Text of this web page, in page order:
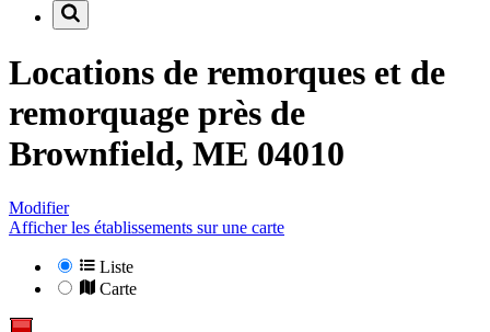
Locations de remorques et de
remorquage près de
Brownfield, ME 04010
Modifier
Afficher les établissements sur une carte
Liste
Carte